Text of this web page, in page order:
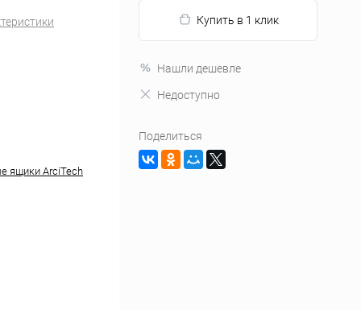
ящики ArciTech
Купить в 1 клик
Нашли дешевле
Недоступно
Поделиться